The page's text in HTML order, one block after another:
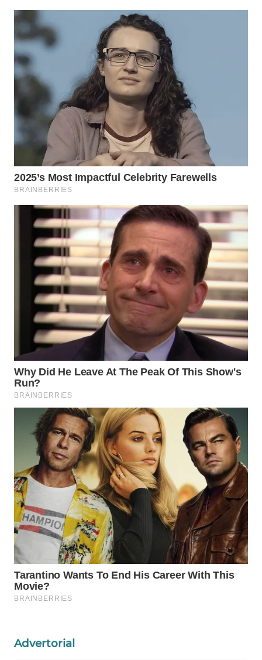
Advertorial
WAHANANEWS
WAHANA
SPORT
WAHANA
UMKM
WAHANA
SELEB
WAHANA
PERSONA
WAHANA
OTOMOTIF
WAHANA
HEALTH
WAHANA
WISATA
LAPAK
WAHANA
KONSUMEN
LISTRIK
MASYARAKAT
KELISTRIKAN
WALINKI
ID